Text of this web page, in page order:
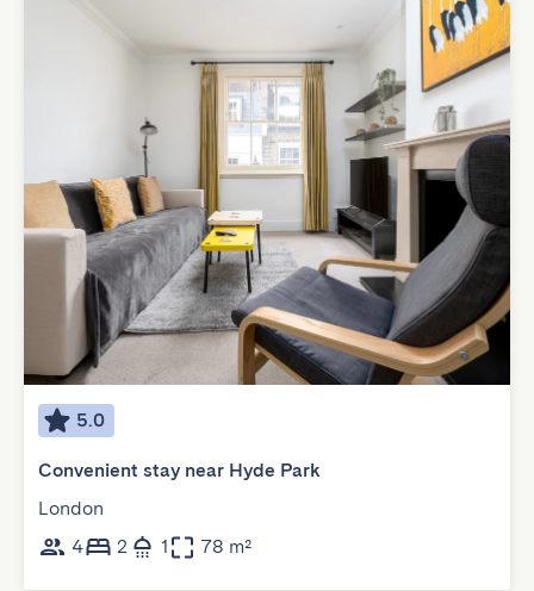
5.0
Convenient stay near Hyde Park
London
4
2 1 78 m²